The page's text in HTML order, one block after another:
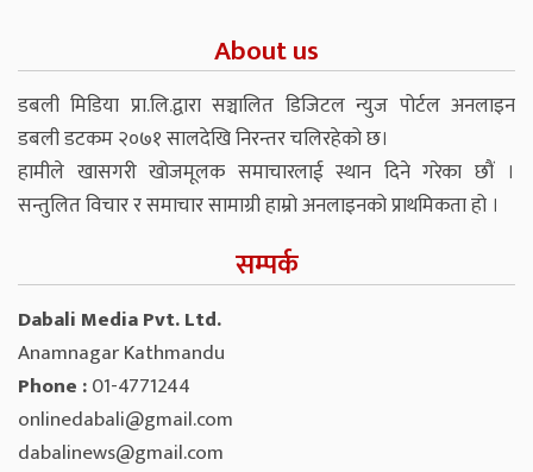
About us
डबली मिडिया प्रा.लि.द्वारा सञ्चालित डिजिटल न्युज पोर्टल अनलाइन
डबली डटकम २०७१ सालदेखि निरन्तर चलिरहेको छ।
हामीले खासगरी खोजमूलक समाचारलाई स्थान दिने गरेका छौं ।
सन्तुलित विचार र समाचार सामाग्री हाम्रो अनलाइनको प्राथमिकता हो ।
सम्पर्क
Dabali Media Pvt. Ltd.
Anamnagar Kathmandu
Phone :01-4771244
onlinedabali@gmail.com
dabalinews@gmail.com